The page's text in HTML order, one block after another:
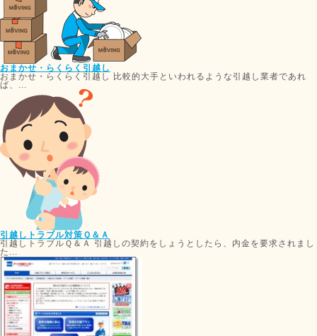
おまかせ・らくらく引越し
おまかせ・らくらく引越し 比較的大手といわれるような引越し業者であれ
ば、...
引越しトラブル対策Ｑ＆Ａ
引越しトラブルＱ＆Ａ 引越しの契約をしょうとしたら、内金を要求されまし
た...